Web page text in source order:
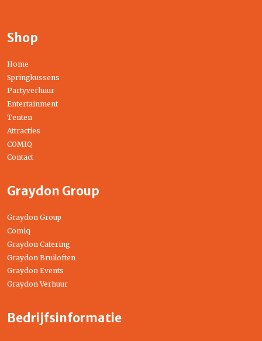
Shop
Home
Springkussens
Partyverhuur
Entertainment
Tenten
Attracties
COMIQ
Contact
Graydon Group
Graydon Group
Comiq
Graydon Catering
Graydon Bruiloften
Graydon Events
Graydon Verhuur
Bedrijfsinformatie